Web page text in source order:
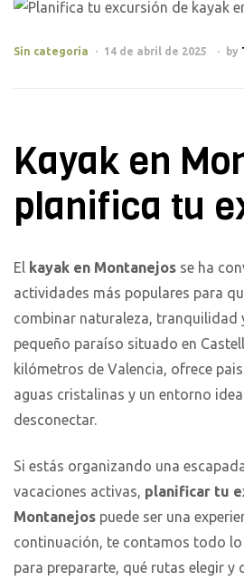
Categories
Sin categoría 14 de abril de 2025 by
Kayak en
planifica tu
El kayak en Montanejos se ha
actividades más populares para
combinar naturaleza, tranquilidad
pequeño paraíso situado en
kilómetros de Valencia, ofrece
aguas cristalinas y un entorno
desconectar.
Si estás organizando una
vacaciones activas, planificar tu
Montanejos puede ser una
continuación, te contamos todo lo
para prepararte, qué rutas elegir y